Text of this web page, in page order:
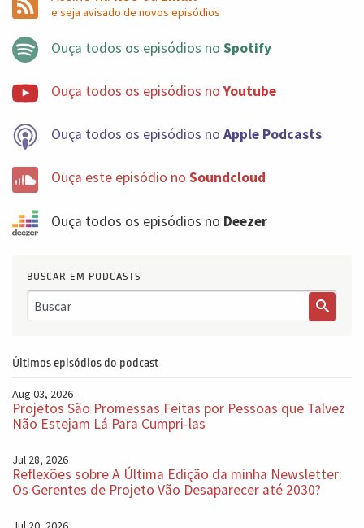
capacidade de decisão com IA é altamente desejável.
Agora, nunca delegue a responsabilidade. A
responsabilidade não é algo que você transfere para o
algoritmo. A responsabilidade é um compromisso
esse compromisso se torna cada vez mais importante.
tenham gostado desse episódio e até semana que vem
e seja avisado de novos episódios
Ouça todos os episódios no Spotify
Ouça todos os episódios noYoutube
Ouça todos os episódios no Apple Podcasts
Ouça este episódio no Soundcloud
Ouça todos os episódios no Deezer
BUSCAR EM PODCASTS
Últimos episódios do podcast
Aug 03, 2026
Projetos São Promessas Feitas por Pessoas que Talvez
Não Estejam Lá Para Cumpri-las
Jul 28, 2026
Reflexões sobre A Última Edição da minha Newsletter:
Os Gerentes de Projeto Vão Desaparecer até 2030?